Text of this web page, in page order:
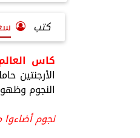
كتب
كاس
النجوم
نجوم أضاءوا